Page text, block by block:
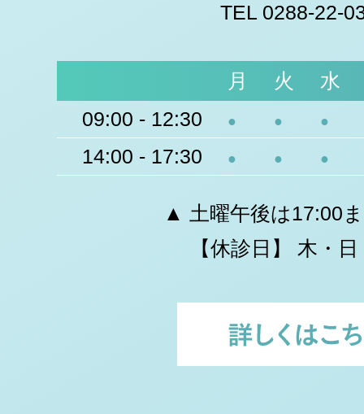
TEL 0288-22-
月 火
水
09:00 - 12:30
● ● ●
14:00 - 17:30 ● ● ●
▲ 土曜午後は17:00
【休診日】 木・